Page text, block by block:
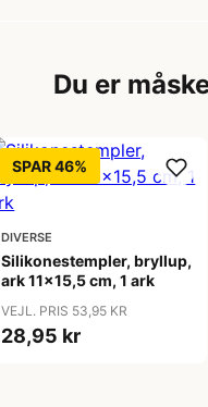
Du er
SPAR 46%
DIVERSE
Silikonestempler, bryllup,
ark 11x15,5 cm, 1 ark
VEJL. PRIS 53,95 KR
28,95 kr